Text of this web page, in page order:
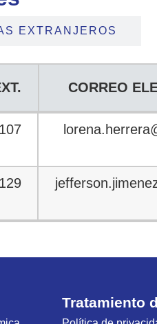
EXTRANJEROS
CORREO
CORREO
Tratamiento